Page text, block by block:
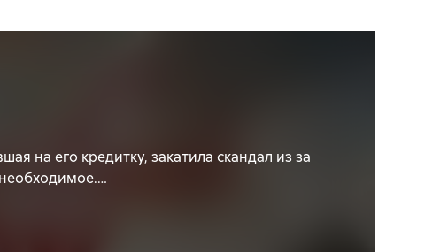
на его кредитку, закатила скандал из за
Но кто ж знал, что в глухой деревне он
что такое «инстастори», зато знает,